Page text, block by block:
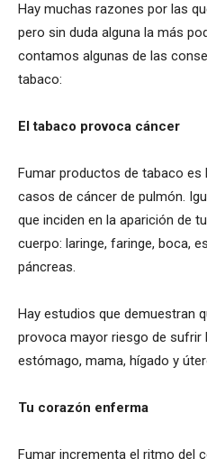
Hay muchas razones por las
pero sin duda alguna la más
contamos algunas de las
tabaco:
El tabaco provoca cáncer
Fumar productos de tabaco es
casos de cáncer de pulmón.
que inciden en la aparición de
cuerpo: laringe, faringe, boca,
páncreas.
Hay estudios que demuestran
provoca mayor riesgo de sufrir
estómago, mama, hígado y
Tu corazón enferma
Fumar incrementa el ritmo del